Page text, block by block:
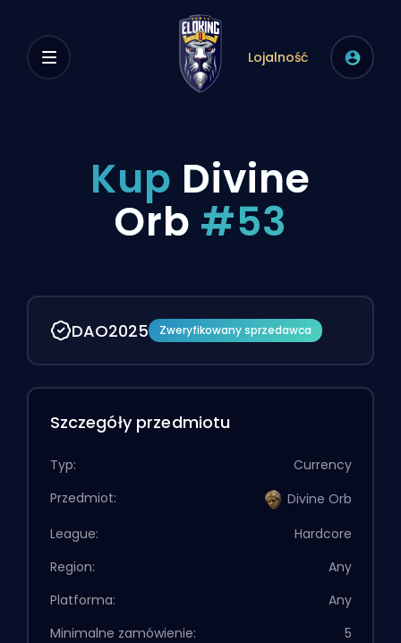
Lojalność
Kup Divine
Orb #53
DAO2025 Zweryfikowany sprzedawca
Szczegóły przedmiotu
Typ:
Currency
Przedmiot:
Divine Orb
League:
Hardcore
Region:
Any
Platforma:
Any
Minimalne zamówienie:
5